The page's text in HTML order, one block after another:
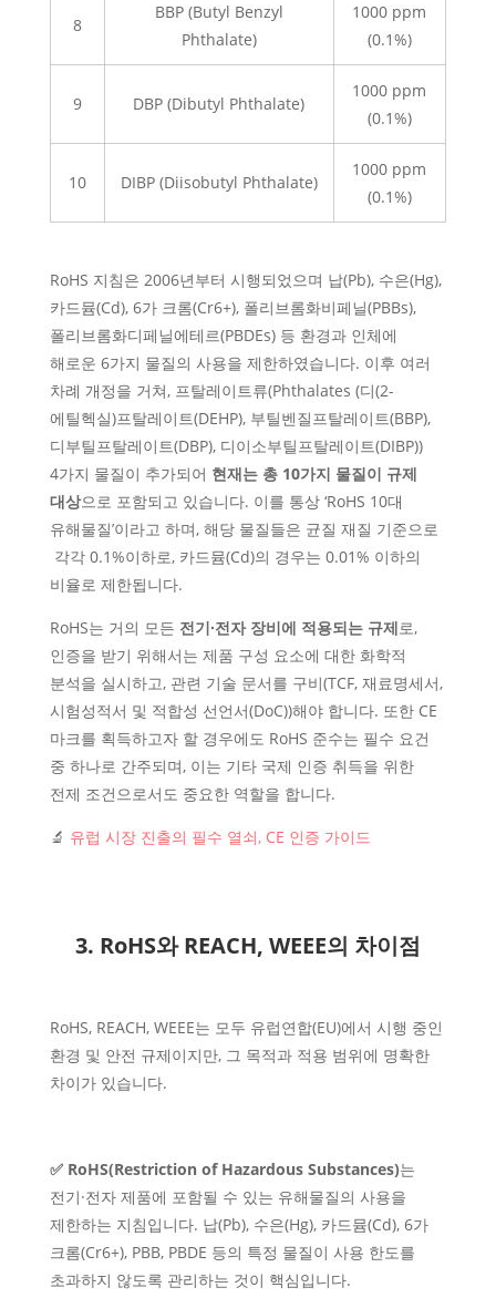
8
BBP (Butyl Benzyl
Phthalate)
1000 ppm
(0.1%)
9 DBP (Dibutyl Phthalate)
1000 ppm
(0.1%)
10 DIBP (Diisobutyl Phthalate)
1000 ppm
(0.1%)
RoHS 지침은 2006년부터 시행되었으며 납(Pb), 수은(Hg),
카드뮴(Cd), 6가 크롬(Cr6+), 폴리브롬화비페닐(PBBs),
폴리브롬화디페닐에테르(PBDEs) 등 환경과 인체에
해로운 6가지 물질의 사용을 제한하였습니다. 이후 여러
차례 개정을 거쳐, 프탈레이트류(Phthalates (디(2-
에틸헥실)프탈레이트(DEHP), 부틸벤질프탈레이트(BBP),
디부틸프탈레이트(DBP), 디이소부틸프탈레이트(DIBP))
4가지 물질이 추가되어 현재는 총 10가지 물질이 규제
대상으로 포함되고 있습니다. 이를 통상 ‘RoHS 10대
유해물질’이라고 하며, 해당 물질들은 균질 재질 기준으로
각각 0.1%이하로, 카드뮴(Cd)의 경우는 0.01% 이하의
비율로 제한됩니다.
RoHS는 거의 모든 전기∙전자 장비에 적용되는 규제로,
인증을 받기 위해서는 제품 구성 요소에 대한 화학적
분석을 실시하고, 관련 기술 문서를 구비(TCF, 재료명세서,
시험성적서 및 적합성 선언서(DoC))해야 합니다. 또한 CE
마크를 획득하고자 할 경우에도 RoHS 준수는 필수 요건
중 하나로 간주되며, 이는 기타 국제 인증 취득을 위한
전제 조건으로서도 중요한 역할을 합니다.
🔬 유럽 시장 진출의 필수 열쇠, CE 인증 가이드
3. RoHS와 REACH, WEEE의 차이점
RoHS, REACH, WEEE는 모두 유럽연합(EU)에서 시행 중인
환경 및 안전 규제이지만, 그 목적과 적용 범위에 명확한
차이가 있습니다.
✅ RoHS(Restriction of Hazardous Substances)는
전기·전자 제품에 포함될 수 있는 유해물질의 사용을
제한하는 지침입니다. 납(Pb), 수은(Hg), 카드뮴(Cd), 6가
크롬(Cr6+), PBB, PBDE 등의 특정 물질이 사용 한도를
초과하지 않도록 관리하는 것이 핵심입니다.